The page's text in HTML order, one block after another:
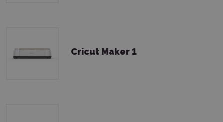
Cricut Maker 1